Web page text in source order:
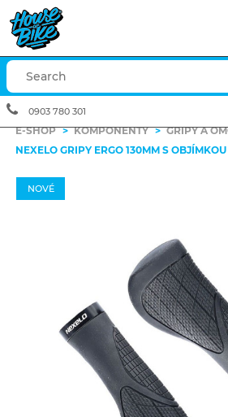
E-SHOP > KOMPONENTY > GRIPY A
NEXELO GRIPY ERGO 130MM S OBJÍMKOU
NOVÉ
0903 780 301